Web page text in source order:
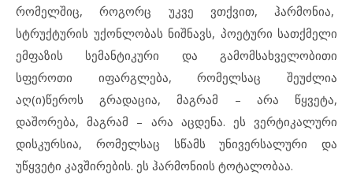
რომელშიც, როგორც უკვე ვთქვით, ჰარმონია,
სტრუქტურის უქონლობას ნიშნავს, პოეტური სათქმელი
ემფაზის სემანტიკური და გამომსახველობითი
სფეროთი იფარგლება, რომელსაც შეუძლია
აღ(ი)წეროს გრადაცია, მაგრამ – არა წყვეტა,
დაშორება, მაგრამ – არა აცდენა. ეს ვერტიკალური
დისკურსია, რომელსაც სწამს უნივერსალური და
უწყვეტი კავშირების. ეს ჰარმონიის ტოტალობაა.